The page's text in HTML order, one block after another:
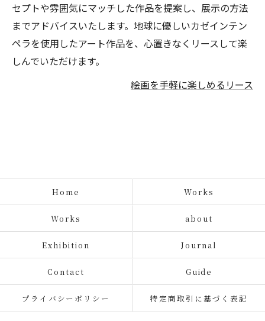
セプトや雰囲気にマッチした作品を提案し、展示の方法
までアドバイスいたします。地球に優しいカゼインテン
ペラを使用したアート作品を、心置きなくリースして楽
しんでいただけます。
絵画を手軽に楽しめるリース
Home Works
Works about
Exhibition Journal
Contact Guide
プライバシーポリシー 特定商取引に基づく表記